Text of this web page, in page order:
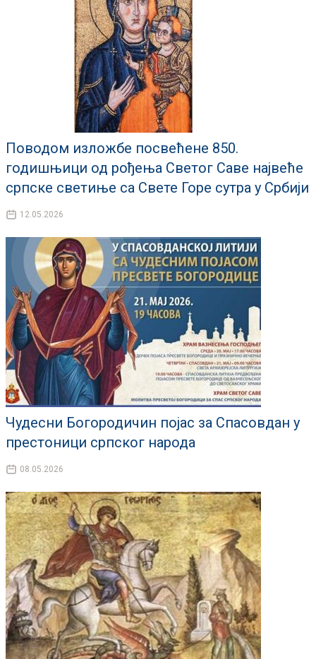
Поводом изложбе посвећене 850.
годишњици од рођења Светог Саве највеће
српске светиње са Свете Горе сутра у Србији
12.05.2026
Чудесни Богородичин појас за Спасовдан у
престоници српског народа
08.05.2026